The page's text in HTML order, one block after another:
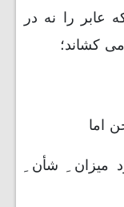
عابر را نه در
می کشاند؛
اما
میزان ِ شأن